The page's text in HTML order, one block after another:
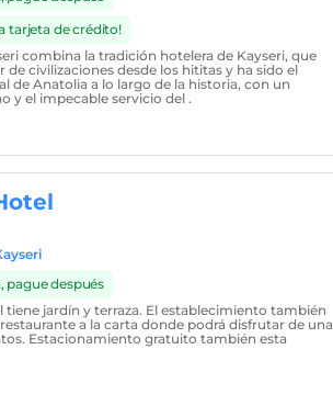
tarjeta de crédito!
combina la tradición hotelera de Kayseri, que
de civilizaciones desde los hititas y ha sido el
de Anatolia a lo largo de la historia, con un
y el impecable servicio del .
pague después
tiene jardín y terraza. El establecimiento también
a la carta donde podrá disfrutar de una
Estacionamiento gratuito también esta